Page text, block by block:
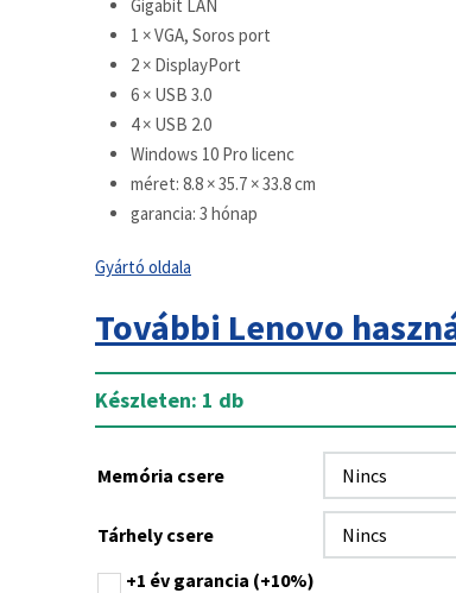
Gigabit LAN
1 × VGA, Soros port
2 × DisplayPort
6 × USB 3.0
4 × USB 2.0
Windows 10 Pro licenc
méret: 8.8 × 35.7 × 33.8 cm
garancia: 3 hónap
Gyártó oldala
További Lenovo
Készleten: 1 db
Memória csere
Tárhely csere
+1 év garancia (+10%)